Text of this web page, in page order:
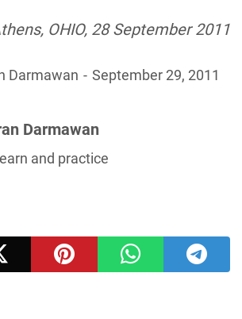
OHIO, 28 September 2011
Darmawan September 29, 2011
Darmawan
and practice